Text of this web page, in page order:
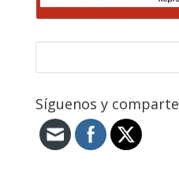
Síguenos y comparte